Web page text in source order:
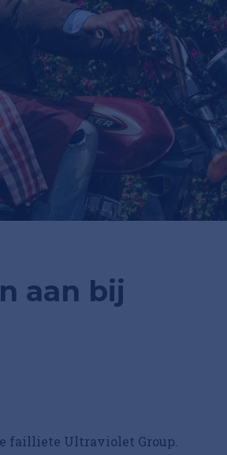
aan bij
failliete Ultraviolet Group.
met Google